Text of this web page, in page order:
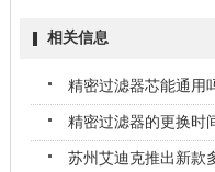
相关信息
精密过滤器芯能通用
精密过滤器的更换时
苏州艾迪克推出新款